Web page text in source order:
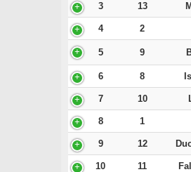
3 13
4 2
5 9
6 8
7 10
8 1
9 12
10 11